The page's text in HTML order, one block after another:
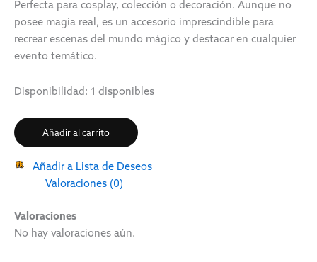
Perfecta para cosplay, colección o decoración. Aunque no
posee magia real, es un accesorio imprescindible para
recrear escenas del mundo mágico y destacar en cualquier
evento temático.
Disponibilidad: 1 disponibles
Añadir al carrito
Añadir a Lista de Deseos
Valoraciones (0)
Valoraciones
No hay valoraciones aún.